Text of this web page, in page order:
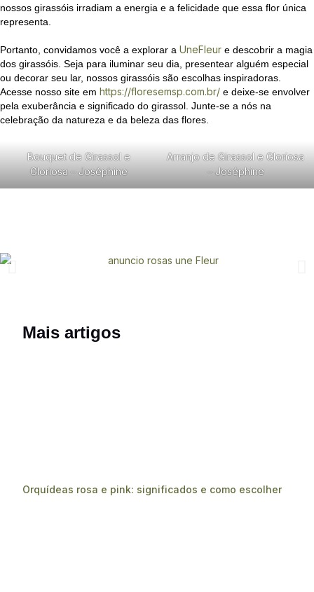
nossos girassóis irradiam a energia e a felicidade que essa flor única
representa.
Portanto, convidamos você a explorar a UneFleur e descobrir a magia
dos girassóis. Seja para iluminar seu dia, presentear alguém especial
ou decorar seu lar, nossos girassóis são escolhas inspiradoras.
Acesse nosso site em https://floresemsp.com.br/ e deixe-se envolver
pela exuberância e significado do girassol. Junte-se a nós na
celebração da natureza e da beleza das flores.
Bouquet de Girassol e
Gloriosa – Joséphine
Arranjo de Girassol e Gloriosa
– Joséphine
Mais artigos
Orquídeas rosa e pink: significados e como escolher